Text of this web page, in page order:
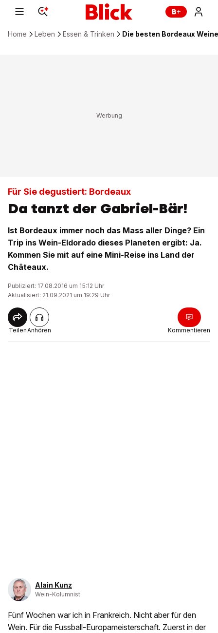
Home Leben Essen & Trinken Die besten Bordeaux
Für Sie degustiert: Bordeaux
Da tanzt der Gabriel-Bär!
Ist Bordeaux immer noch das Mass aller Dinge? Ein
Trip ins Wein-Eldorado dieses Planeten ergibt: Ja.
Kommen Sie mit auf eine Mini-Reise ins Land der
Châteaux.
Publiziert: 17.08.2016 um 15:12 Uhr
Aktualisiert: 21.09.2021 um 19:29 Uhr
TeilenAnhören Kommentieren
Alain Kunz
Wein-Kolumnist
Fünf Wochen war ich in Frankreich. Nicht aber für den
Wein. Für die Fussball-Europameisterschaft. Zuerst in der